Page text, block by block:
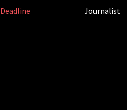
Deadline Journalist